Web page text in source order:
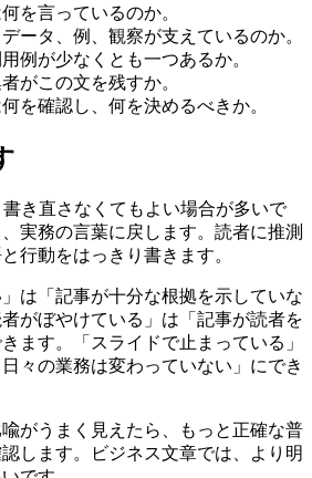
を言っているのか。
ータ、例、観察が支えているのか。
例が少なくとも一つあるか。
がこの文を残すか。
を確認し、何を決めるべきか。
き直さなくてもよい場合が多いで
実務の言葉に戻します。読者に推測
行動をはっきり書きます。
は「記事が十分な根拠を示していな
がぼやけている」は「記事が読者を
ます。「スライドで止まっている」
々の業務は変わっていない」にでき
がうまく見えたら、もっと正確な普
します。ビジネス文章では、より明